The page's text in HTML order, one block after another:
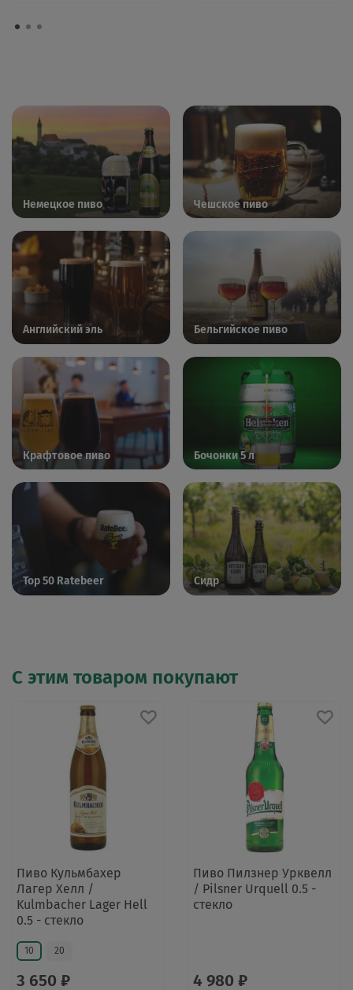
Немецкое пиво Чешское пиво
Английский эль Бельгийское пиво
Крафтовое пиво Бочонки 5 л
Top 50 Ratebeer Сидр
С этим товаром покупают
Пиво Кульмбахер
Лагер Хелл /
Kulmbacher Lager Hell
0.5 - стекло
10 20
3 650 ₽
Пиво Пилзнер Урквелл
/ Pilsner Urquell 0.5 -
стекло
4 980 ₽